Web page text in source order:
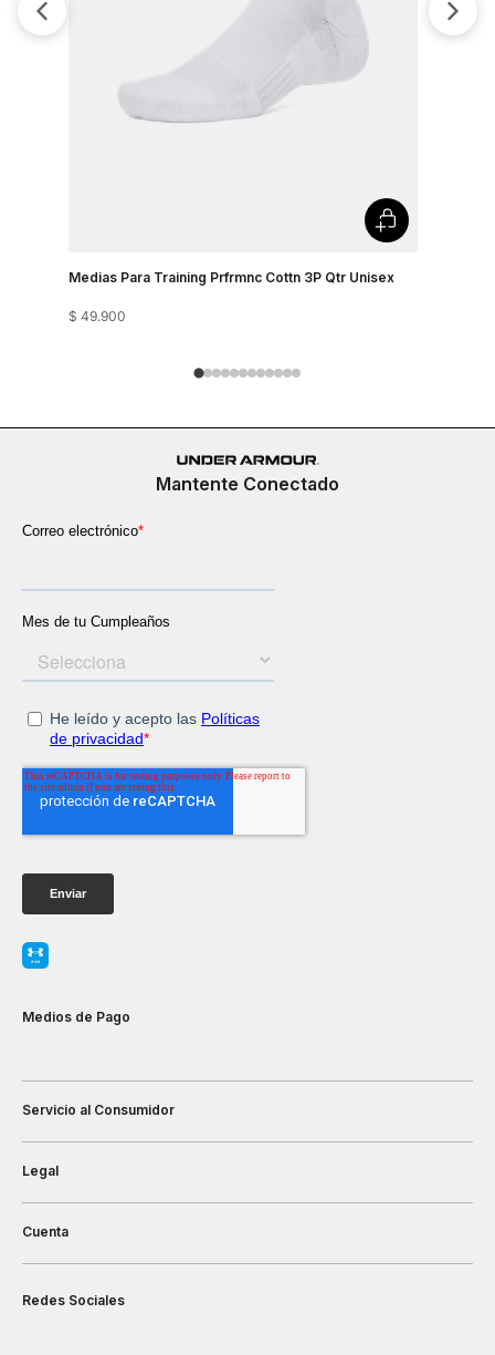
Medias Para Training Prfrmnc Cottn 3P Qtr Unisex
$ 49.900
Mantente Conectado
Medios de Pago
Servicio al Consumidor
Legal
Cuenta
Redes Sociales